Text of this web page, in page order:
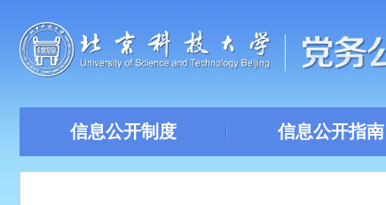
信息公开制度 信息公开指南